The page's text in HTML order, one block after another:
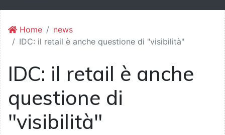
Home
news
IDC: il retail è anche questione di "visibilità"
IDC: il retail è anche
questione di
"visibilità"